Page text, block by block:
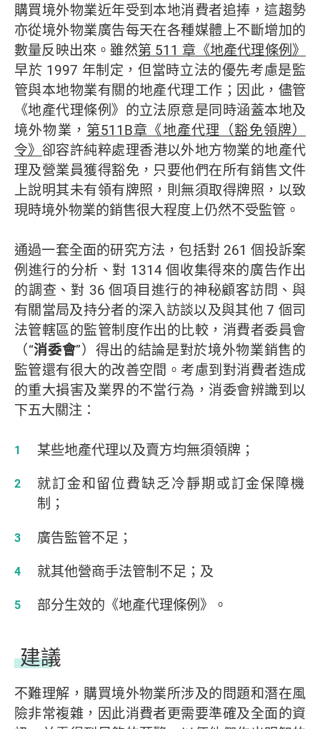
購買境外物業近年受到本地消費者追捧，這趨勢
亦從境外物業廣告每天在各種媒體上不斷增加的
數量反映出來。雖然第 511 章《地產代理條例》
早於 1997 年制定，但當時立法的優先考慮是監
管與本地物業有關的地產代理工作；因此，儘管
《地產代理條例》的立法原意是同時涵蓋本地及
境外物業， 第511B章《地產代理（豁免領牌）
令》 卻容許純粹處理香港以外地方物業的地產代
理及營業員獲得豁免，只要他們在所有銷售文件
上說明其未有領有牌照，則無須取得牌照，以致
現時境外物業的銷售很大程度上仍然不受監管。
通過一套全面的研究方法，包括對 261 個投訴案
例進行的分析、對 1314 個收集得來的廣告作出
的調查、對 36 個項目進行的神秘顧客訪問、與
有關當局及持分者的深入訪談以及與其他 7 個司
法管轄區的監管制度作出的比較，消費者委員會
（“消委會”）得出的結論是對於境外物業銷售的
監管還有很大的改善空間。考慮到對消費者造成
的重大損害及業界的不當行為，消委會辨識到以
下五大關注：
某些地產代理以及賣方均無須領牌；
就訂金和留位費缺乏冷靜期或訂金保障機
制；
廣告監管不足；
就其他營商手法管制不足；及
部分生效的《地產代理條例》。
建議
不難理解，購買境外物業所涉及的問題和潛在風
險非常複雜，因此消費者更需要準確及全面的資